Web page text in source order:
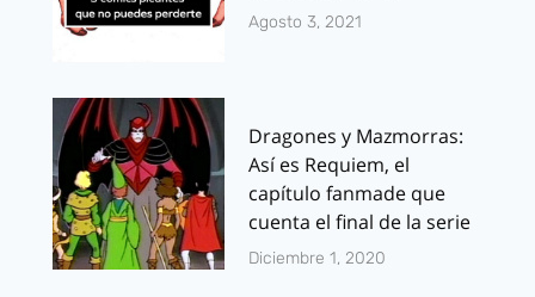
Agosto 3, 2021
Dragones y Mazmorras:
Así es Requiem, el
capítulo fanmade que
cuenta el final de la serie
Diciembre 1, 2020